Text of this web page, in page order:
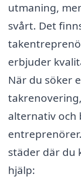
utmaning,
svårt. Det
erbjuder
När du söker
alternativ och
städer där du
hjälp: